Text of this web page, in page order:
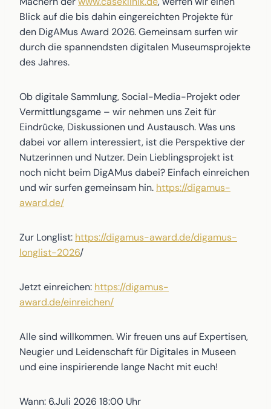
Blick auf die bis dahin eingereichten Projekte für
den DigAMus Award 2026. Gemeinsam surfen wir
durch die spannendsten digitalen Museumsprojekte
des Jahres.
Ob digitale Sammlung, Social-Media-Projekt oder
Vermittlungsgame – wir nehmen uns Zeit für
Eindrücke, Diskussionen und Austausch. Was uns
dabei vor allem interessiert, ist die Perspektive der
Nutzerinnen und Nutzer. Dein Lieblingsprojekt ist
noch nicht beim DigAMus dabei? Einfach einreichen
und wir surfen gemeinsam hin. https://digamus-
award.de/
Zur Longlist: https://digamus-award.de/digamus-
longlist-2026/
Jetzt einreichen: https://digamus-
award.de/einreichen/
Alle sind willkommen. Wir freuen uns auf Expertisen,
Neugier und Leidenschaft für Digitales in Museen
und eine inspirierende lange Nacht mit euch!
Wann: 6.Juli 2026 18:00 Uhr